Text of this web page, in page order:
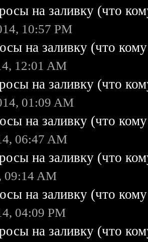
на заливку (что
10:57 PM
на заливку (что
12:01 AM
на заливку (что
01:09 AM
на заливку (что
06:47 AM
на заливку (что
09:14 AM
на заливку (что
04:09 PM
на заливку (что